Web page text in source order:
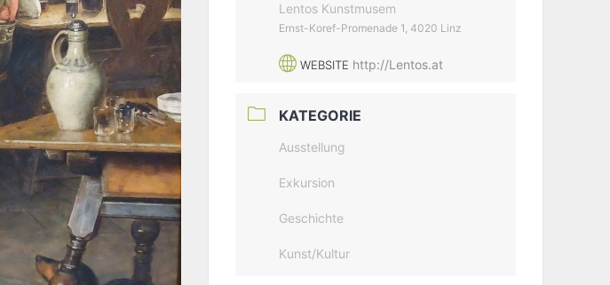
Lentos Kunstmusem
Ernst-Koref-Promenade 1, 4020 Linz
WEBSITE http://Lentos.at
KATEGORIE
Ausstellung
Exkursion
Geschichte
Kunst/Kultur